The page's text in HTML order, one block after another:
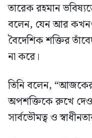
তারেক রহমান
বলেন, যেন আর
বৈদেশিক শক্তির
না করে।
তিনি বলেন, “আজকের
অপশক্তিকে রুখে
সার্বভৌমত্ব ও